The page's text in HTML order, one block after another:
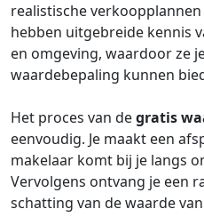
realistische
hebben uitgebreide kennis
en omgeving, waardoor ze
waardebepaling kunnen
Het proces van degratis
eenvoudig. Je maakt een
makelaar komt bij je langs
Vervolgens ontvang je een
schatting van de waarde